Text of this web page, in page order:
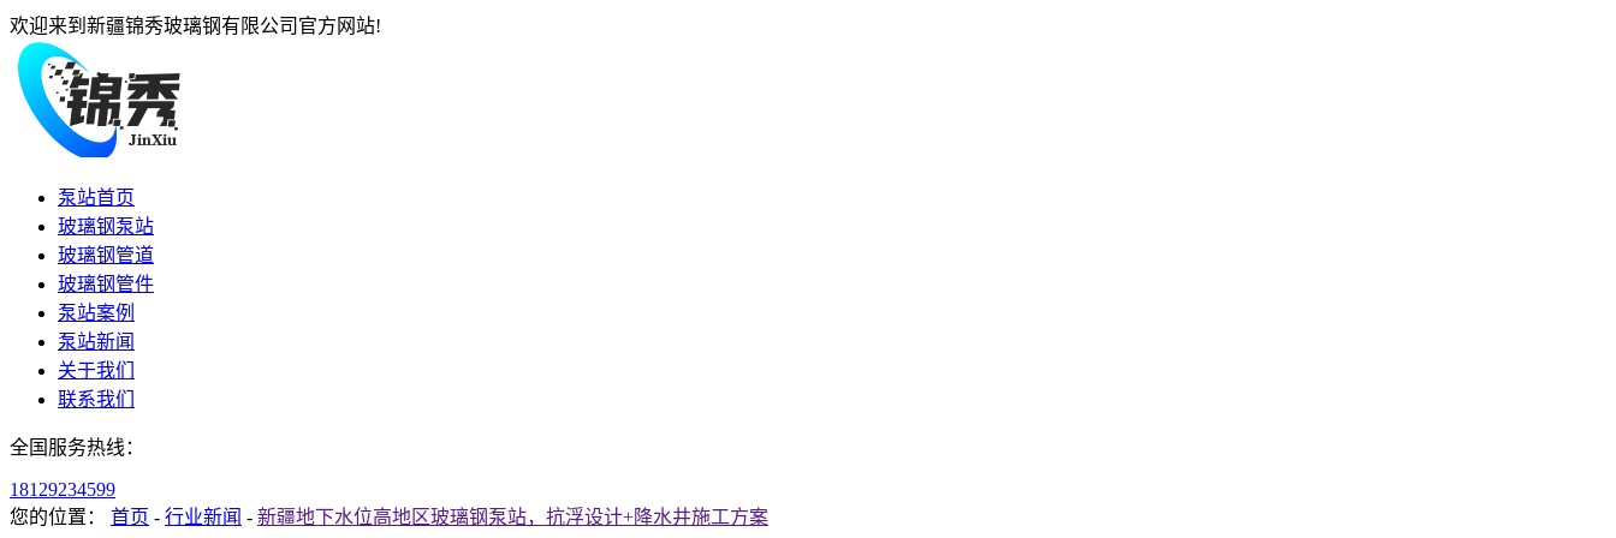
欢迎来到新疆锦秀玻璃钢有限公司官方网站!
泵站首页
玻璃钢泵站
玻璃钢管道
玻璃钢管件
泵站案例
泵站新闻
关于我们
联系我们
全国服务热线：
18129234599
您的位置： 首页 - 行业新闻 - 新疆地下水位高地区玻璃钢泵站，抗浮设计+降水井施工方案